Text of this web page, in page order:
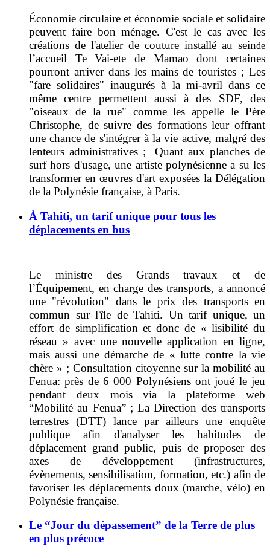
Économie circulaire et économie sociale et solidaire
peuvent faire bon ménage. C'est le cas avec les
créations de l'atelier de couture installé au seinde
l’accueil Te Vai-ete de Mamao dont certaines
pourront arriver dans les mains de touristes ; Les
"fare solidaires" inaugurés à la mi-avril dans ce
même centre permettent aussi à des SDF, des
"oiseaux de la rue" comme les appelle le Père
Christophe, de suivre des formations leur offrant
une chance de s'intégrer à la vie active, malgré des
lenteurs administratives ; Quant auxplanches de
surf hors d'usage, une artiste polynésienne a su les
transformer en œuvres d'art exposées la Délégation
de la Polynésie française, à Paris.
À Tahiti, un tarif unique pour tous les
déplacements en bus
Le ministre des Grands travaux et de
l’Équipement, en charge des transports, a annoncé
une "révolution" dans le prix des transports en
commun sur l'île de Tahiti. Un tarif unique, un
effort de simplification et donc de « lisibilité du
réseau » avec une nouvelle application en ligne,
mais aussi une démarche de « lutte contre la vie
chère » ; Consultation citoyenne sur la mobilité au
Fenua: près de 6 000 Polynésiens ont joué le jeu
pendant deux mois via la plateforme web
“Mobilité au Fenua” ; La Direction des transports
terrestres (DTT) lance par ailleurs une enquête
publique afin d'analyser les habitudes de
déplacement grand public, puis de proposer des
axes de développement (infrastructures,
évènements, sensibilisation, formation, etc.) afin de
favoriser les déplacements doux (marche, vélo) en
Polynésie française.
Le “Jour du dépassement” de la Terre de plus
en plus précoce